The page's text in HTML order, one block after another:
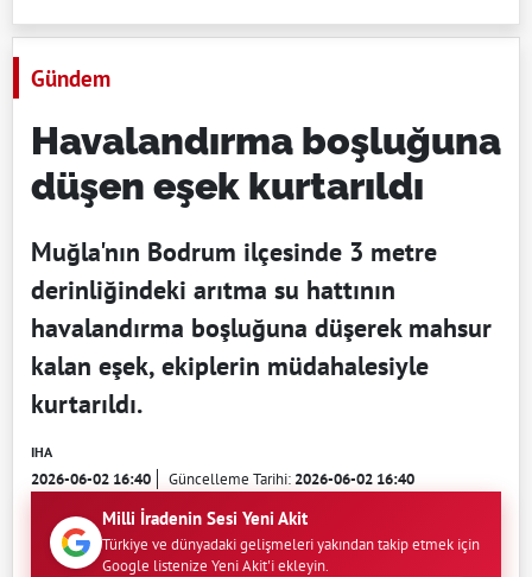
Gündem
Havalandırma boşluğuna
düşen eşek kurtarıldı
Muğla'nın Bodrum ilçesinde 3 metre
derinliğindeki arıtma su hattının
havalandırma boşluğuna düşerek mahsur
kalan eşek, ekiplerin müdahalesiyle
kurtarıldı.
IHA
2026-06-02 16:40 Güncelleme Tarihi:2026-06-02 16:40
Milli İradenin Sesi Yeni Akit
Türkiye ve dünyadaki gelişmeleri yakından takip etmek için
Google listenize Yeni Akit'i ekleyin.